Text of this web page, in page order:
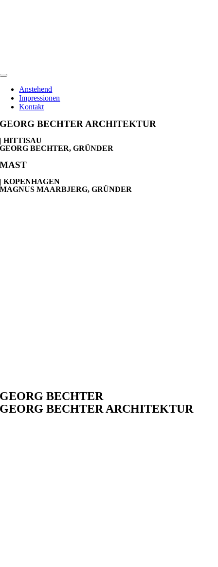
Toggle
NavigationAnstehend
Impressionen
Kontakt
GEORG BECHTER ARCHITEKTUR
| HITTISAU
GEORG BECHTER, GRÜNDER
MAST
| KOPENHAGEN
MAGNUS MAARBJERG, GRÜNDER
GEORG BECHTER
GEORG BECHTER ARCHITEKTUR